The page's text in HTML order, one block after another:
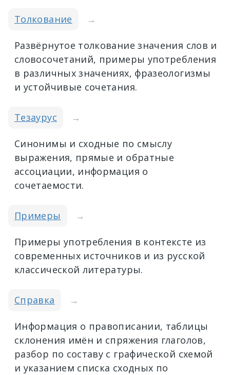
Толкование →
Развёрнутое толкование значения слов и
словосочетаний, примеры употребления
в различных значениях, фразеологизмы
и устойчивые сочетания.
Тезаурус →
Синонимы и сходные по смыслу
выражения, прямые и обратные
ассоциации, информация о
сочетаемости.
Примеры →
Примеры употребления в контексте из
современных источников и из русской
классической литературы.
Справка →
Информация о правописании, таблицы
склонения имён и спряжения глаголов,
разбор по составу с графической схемой
и указанием списка сходных по